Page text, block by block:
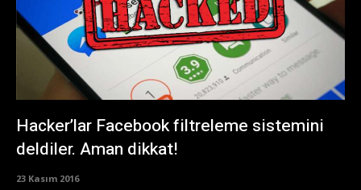
Hacker’lar Facebook filtreleme sistemini
deldiler. Aman dikkat!
23 Kasım 2016